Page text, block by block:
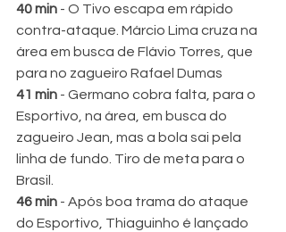
40 min - O Tivo escapa em rápido
contra-ataque. Márcio Lima cruza na
área em busca de Flávio Torres, que
para no zagueiro Rafael Dumas
41 min - Germano cobra falta, para o
Esportivo, na área, em busca do
zagueiro Jean, mas a bola sai pela
linha de fundo. Tiro de meta para o
Brasil.
46 min - Após boa trama do ataque
do Esportivo, Thiaguinho é lançado